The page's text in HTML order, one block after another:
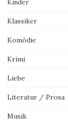
Kinder
Klassiker
Komödie
Krimi
Liebe
Literatur / Prosa
Musik